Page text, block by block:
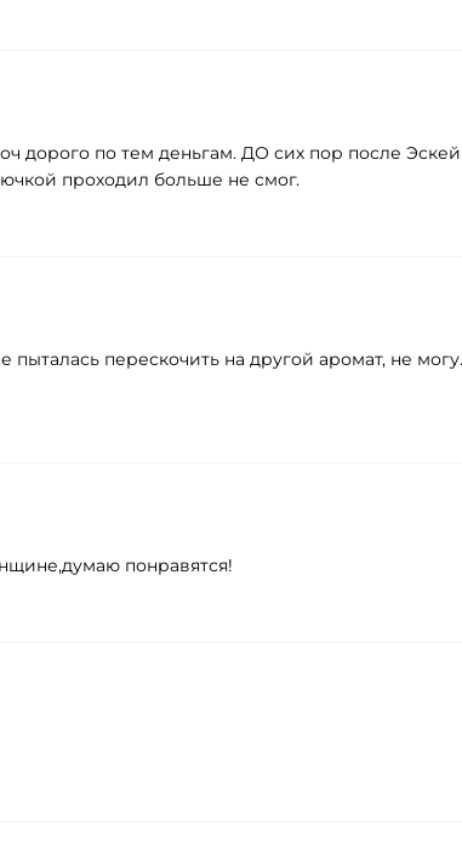
дорого по тем деньгам. ДО сих пор после
проходил больше не смог.
пыталась перескочить на другой аромат, не
понравятся!